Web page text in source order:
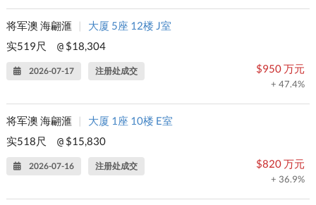
将军澳 海翩滙 |
大厦 5座 12楼 J室
实519尺
@ $18,304
2026-07-17 注册处成交 $950 万元
+ 47.4%
将军澳 海翩滙 |
大厦 1座 10楼 E室
实518尺
@ $15,830
2026-07-16 注册处成交 $820 万元
+ 36.9%